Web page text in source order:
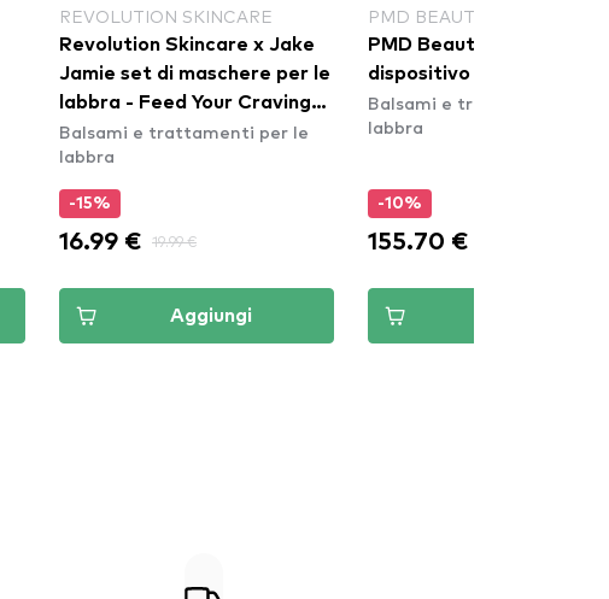
REVOLUTION SKINCARE
Revolution Skincare x Jake
Jamie set di maschere per le
labbra - Feed Your Cravings
Lip Mask Collection
Balsami e trattamenti per le
labbra
-15%
16.99 € 19.99 €
Aggiungi
PMD BEAUTY
PMD Beauty Kiss System -
Balsami e trattamenti per
labbra
-10%
155.70 €